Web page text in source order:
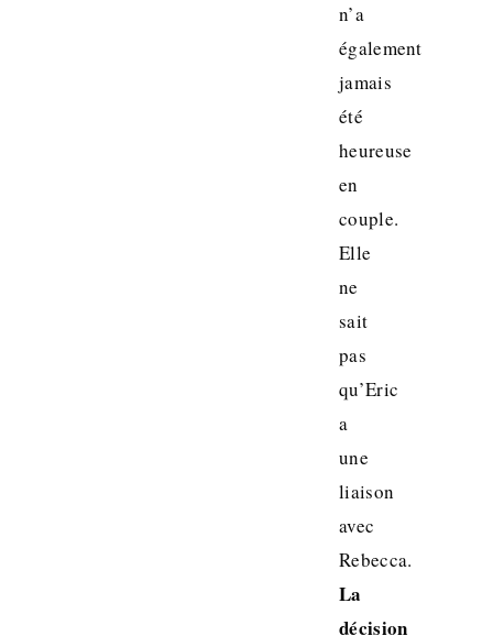
n’a
également
jamais
été
heureuse
en
couple.
Elle
ne
sait
pas
qu’Eric
a
une
liaison
avec
Rebecca.
La
décision